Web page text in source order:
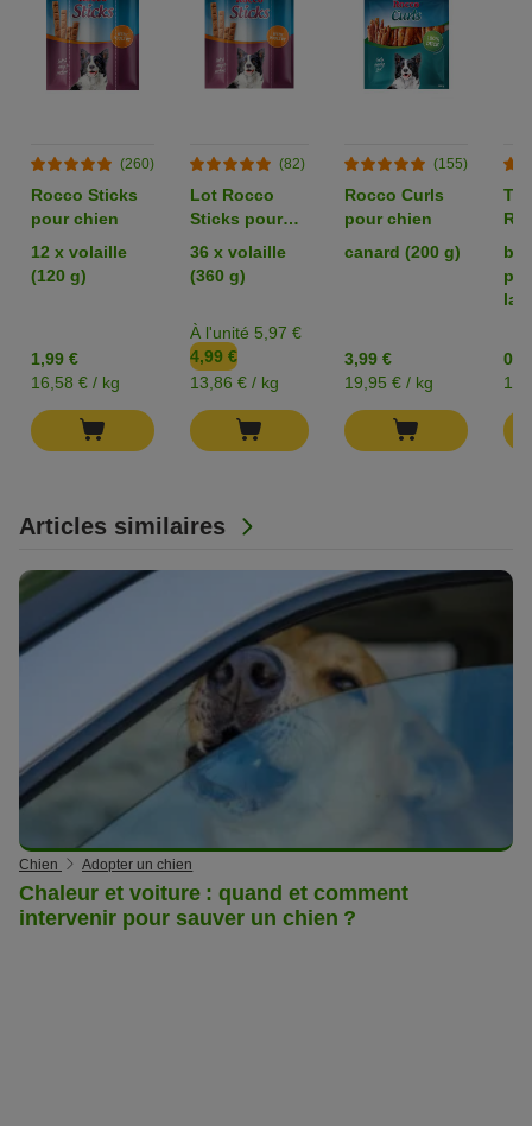
Articles similaires
Chien Adopter un chien
Chaleur et voiture : quand et comment
intervenir pour sauver un chien ?
(260)
Rocco Sticks
pour chien
12 x volaille
(120 g)
1,99 €
16,58 € / kg
(82)
Lot Rocco
Sticks pour
chien
36 x volaille
(360 g)
À l'unité 5,97 €
4,99 €
13,86 € / kg
(155)
Rocco Curls
pour chien
canard (200 g)
3,99 €
19,95 € / kg